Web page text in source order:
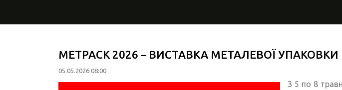
METPACK 2026 – ВИСТАВКА МЕТАЛЕВОЇ
05.05.2026 08:00
З 5 по 8